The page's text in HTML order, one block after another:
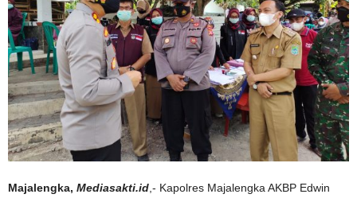
Majalengka, Mediasakti.id ,- Kapolres Majalengka AKBP Edwin